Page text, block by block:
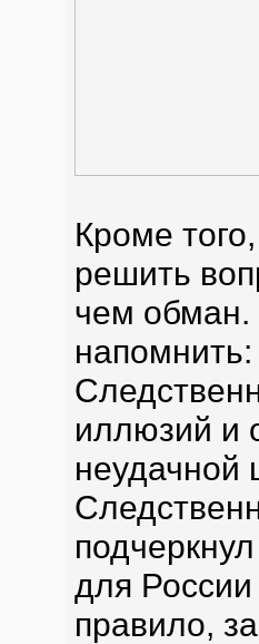
Кроме
решить
чем обман.
иллюзий и
неудачной
для
правило,